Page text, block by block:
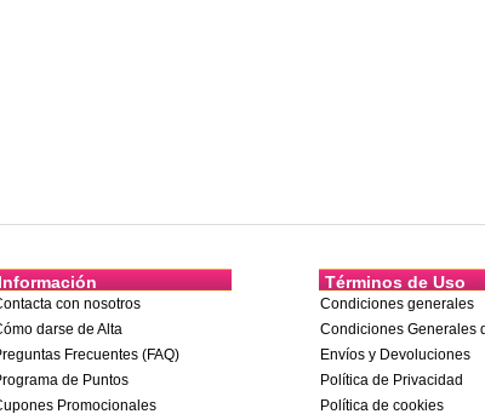
Información
con nosotros
darse de Alta
Frecuentes (FAQ)
de Puntos
Promocionales
Términos de Uso
Condiciones generales
Condiciones Generales
Envíos y Devoluciones
Política de Privacidad
Política de cookies